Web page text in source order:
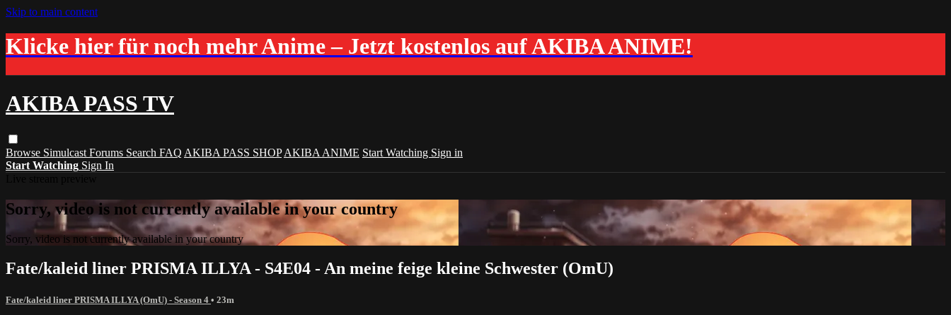
Skip to main content
Klicke hier für noch mehr Anime – Jetzt kostenlos auf AKIBA ANIME!
AKIBA PASS TV
Browse Simulcast Forums Search FAQ AKIBA PASS SHOP AKIBA ANIME Start Watching Sign in
Start Watching Sign In
Sorry, video is not currently available in your country
Sorry, video is not currently available in your country
Fate/kaleid liner PRISMA ILLYA - S4E04 - An meine feige kleine Schwester (OmU)
Fate/kaleid liner PRISMA ILLYA (OmU) - Season 4 • 23m